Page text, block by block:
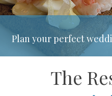
Plan your perfect
The